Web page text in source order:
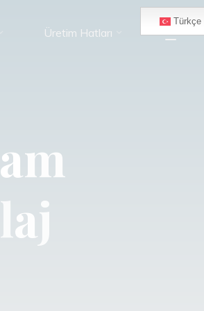
Üretim Hatları
Türkçe
am
laj